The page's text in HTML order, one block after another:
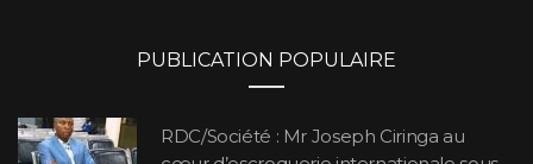
PUBLICATION POPULAIRE
RDC/Société : Mr Joseph Ciringa au